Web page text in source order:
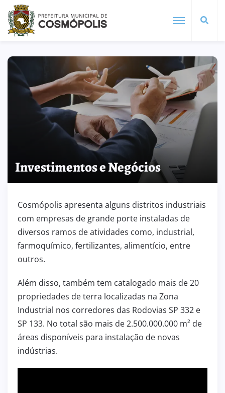
Investimentos e Negócios
Cosmópolis apresenta alguns distritos industriais
com empresas de grande porte instaladas de
diversos ramos de atividades como, industrial,
farmoquímico, fertilizantes, alimentício, entre
outros.
Além disso, também tem catalogado mais de 20
propriedades de terra localizadas na Zona
Industrial nos corredores das Rodovias SP 332 e
SP 133. No total são mais de 2.500.000.000 m² de
áreas disponíveis para instalação de novas
indústrias.